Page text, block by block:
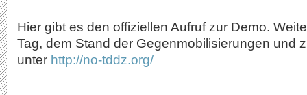
Hier gibt es den offiziellen Aufruf zur Demo.
Tag, dem Stand der Gegenmobilisierungen und
unter http://no-tddz.org/